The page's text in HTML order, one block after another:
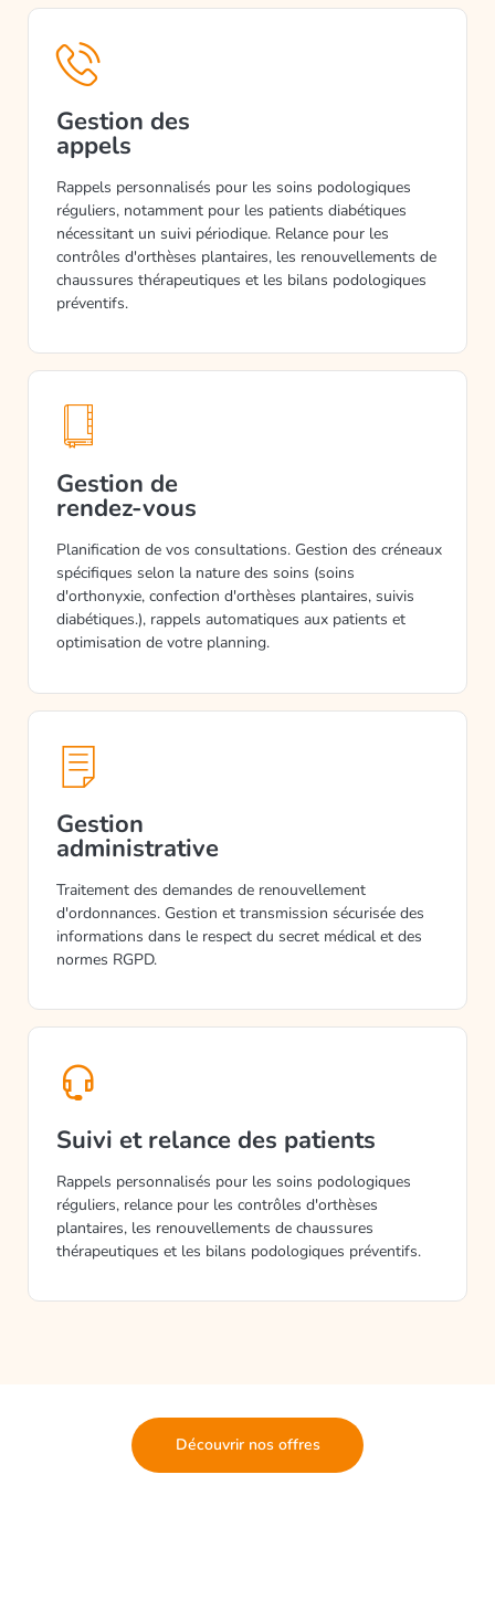
Gestion des
appels
Rappels personnalisés pour les soins podologiques
réguliers, notamment pour les patients diabétiques
nécessitant un suivi périodique. Relance pour les
contrôles d'orthèses plantaires, les renouvellements de
chaussures thérapeutiques et les bilans podologiques
préventifs.
Gestion de
rendez-vous
Planification de vos consultations. Gestion des créneaux
spécifiques selon la nature des soins (soins
d'orthonyxie, confection d'orthèses plantaires, suivis
diabétiques.), rappels automatiques aux patients et
optimisation de votre planning.
Gestion
administrative
Traitement des demandes de renouvellement
d'ordonnances. Gestion et transmission sécurisée des
informations dans le respect du secret médical et des
normes RGPD.
Suivi et relance des patients
Rappels personnalisés pour les soins podologiques
réguliers, relance pour les contrôles d'orthèses
plantaires, les renouvellements de chaussures
thérapeutiques et les bilans podologiques préventifs.
Découvrir nos offres